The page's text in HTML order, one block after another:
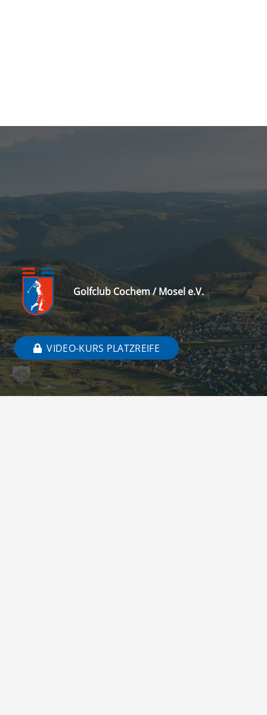
Golfclub Cochem / Mosel e.V.
VIDEO-KURS PLATZREIFE